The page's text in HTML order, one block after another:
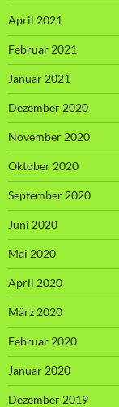
April 2021
Februar 2021
Januar 2021
Dezember 2020
November 2020
Oktober 2020
September 2020
Juni 2020
Mai 2020
April 2020
März 2020
Februar 2020
Januar 2020
Dezember 2019